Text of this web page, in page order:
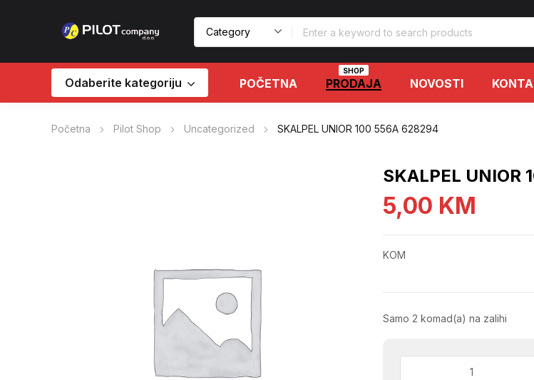
Odaberite kategoriju POČETNA PRODAJA
SHOP
NOVOSTI
Početna Pilot Shop Uncategorized SKALPEL UNIOR 100 556A 628294
SKALPEL
5,00 KM
KOM
Samo 2 komad(a) na zalihi